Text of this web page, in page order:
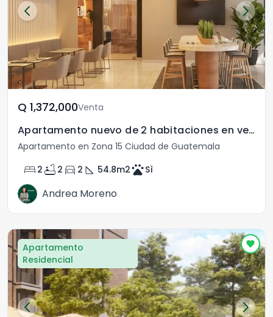
Q	1,372,000Venta
Apartamento nuevo de 2 habitaciones en venta en zona 15
Apartamento en Zona 15 Ciudad de Guatemala
bed 2 bathtub 2 directions_car 2 square_foot 54.8m2petsSì
Andrea Moreno
Apartamento
Residencial